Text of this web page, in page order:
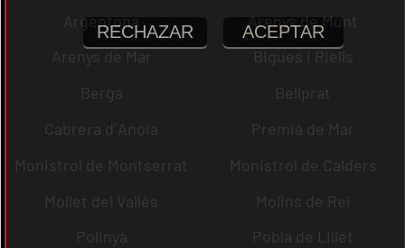
Argentona
Arenys de Munt
Arenys de Mar
Bigues i Riells
Berga
Bellprat
Cabrera d´Anoia
Premià de Mar
Monistrol de Montserrat
Monistrol de Calders
Mollet del Vallès
Molins de Rei
Polinyà
Pobla de Lillet
RECHAZAR ACEPTAR